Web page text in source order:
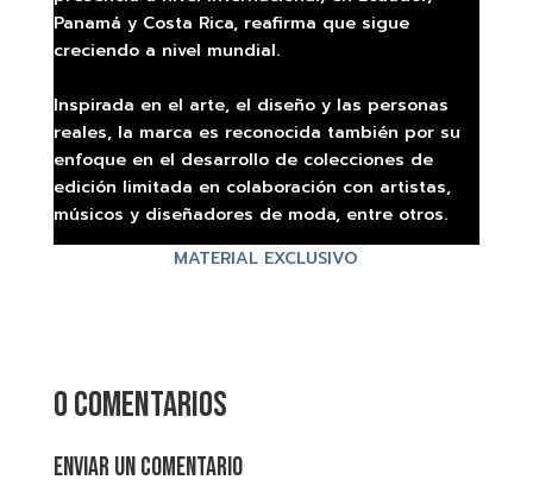
Panamá y Costa Rica, reafirma que sigue
creciendo a nivel mundial.
Inspirada en el arte, el diseño y las personas
reales, la marca es reconocida también por su
enfoque en el desarrollo de colecciones de
edición limitada en colaboración con artistas,
músicos y diseñadores de moda, entre otros.
MATERIAL EXCLUSIVO
0 comentarios
Enviar un comentario